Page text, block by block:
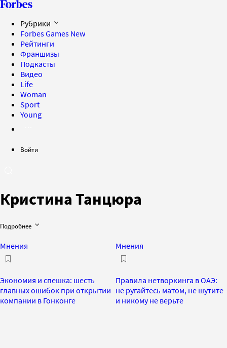
Рубрики
Forbes Games New
Рейтинги
Франшизы
Подкасты
Видео
Life
Woman
Sport
Young
Войти
Кристина Танцюра
Подробнее
Мнения
Экономия и спешка: шесть
главных ошибок при открытии
компании в Гонконге
Мнения
Правила нетворкинга в ОАЭ:
не ругайтесь матом, не шутите
и никому не верьте